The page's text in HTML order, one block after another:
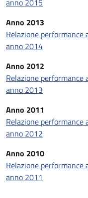
anno 2015
Anno 2013
Relazione
anno 2014
Anno 2012
Relazione
anno 2013
Anno 2011
Relazione
anno 2012
Anno 2010
Relazione
anno 2011